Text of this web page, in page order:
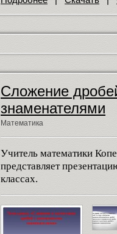
Сложение
знаменателями
Математика
Учитель математики
представляет
классах.